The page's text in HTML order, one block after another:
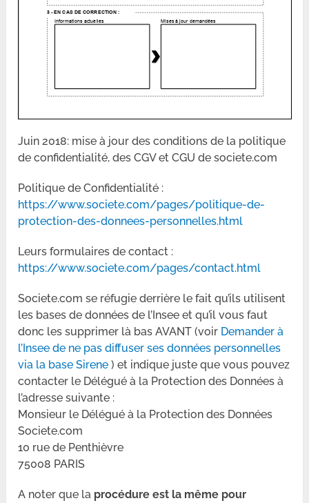
Juin 2018: mise à jour des conditions de la politique
de confidentialité, des CGV et CGU de societe.com
Politique de Confidentialité :
https://www.societe.com/pages/politique-de-
protection-des-donnees-personnelles.html
Leurs formulaires de contact :
https://www.societe.com/pages/contact.html
Societe.com se réfugie derrière le fait qu’ils utilisent
les bases de données de l’Insee et qu’il vous faut
donc les supprimer là bas AVANT (voir Demander à
l’Insee de ne pas diffuser ses données personnelles
via la base Sirene ) et indique juste que vous pouvez
contacter le Délégué à la Protection des Données à
l’adresse suivante :
Monsieur le Délégué à la Protection des Données
Societe.com
10 rue de Penthièvre
75008 PARIS
A noter que la procédure est la même pour